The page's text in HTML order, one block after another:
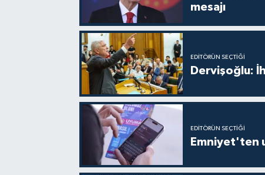
mesajı
EDITÖRÜN SEÇTIĞI
Dervişoğlu:
EDITÖRÜN SEÇTIĞI
Emniyet'ten